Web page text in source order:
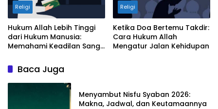
Religi
Hukum Allah Lebih Tinggi
dari Hukum Manusia:
Memahami Keadilan Sang
Religi
Ketika Doa Bertemu Takdir:
Cara Hukum Allah
Mengatur Jalan Kehidupan
Baca Juga
Menyambut Nisfu Syaban 2026:
Makna, Jadwal, dan Keutamaannya